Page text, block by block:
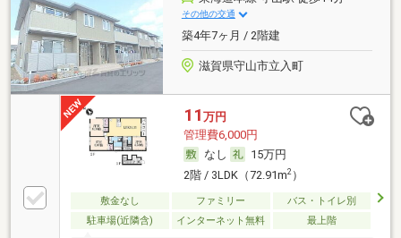
その他の交通
築4年7ヶ月 / 2階建
滋賀県守山市立入町
11 万円
管理費6,000円
なし
15万円
2階 / 3LDK（72.91m2）
敷金なし ファミリー
バス・トイレ別
駐車場(近隣含)
インターネット無料 最上階